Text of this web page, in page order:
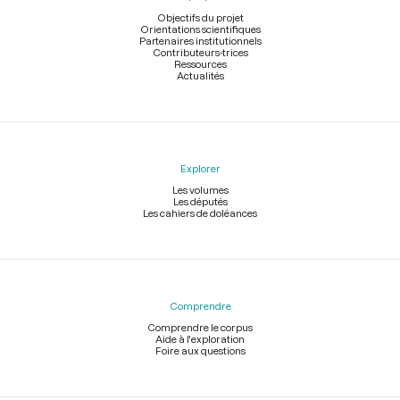
Objectifs du projet
Orientations scientifiques
Partenaires institutionnels
Contributeurs-trices
Ressources
Actualités
Explorer
Les volumes
Les députés
Les cahiers de doléances
Comprendre
Comprendre le corpus
Aide à l'exploration
Foire aux questions